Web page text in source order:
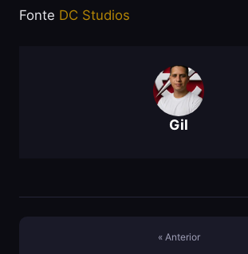
Fonte DC Studios
Gil
« Anterior